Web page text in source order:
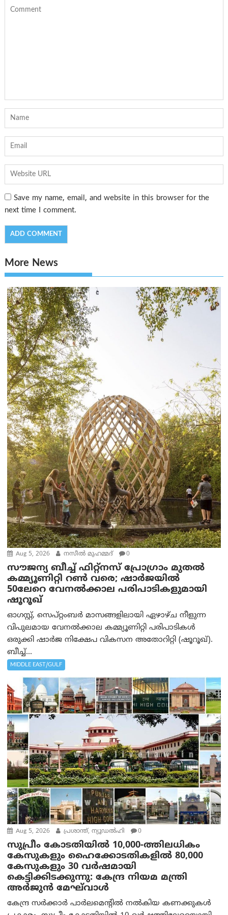
Save my name, email, and website in this browser for the
next time I comment.
More News
Aug 5, 2026 നസീല്‍ മുഹമ്മദ് 0
സൗജന്യ ബീച്ച് ഫിറ്റ്നസ് പ്രോ​ഗ്രാം മുതൽ
കമ്മ്യൂണിറ്റി റൺ വരെ; ഷാർജയിൽ
50ലേറെ വേനൽക്കാല പരിപാടികളുമായി
ഷൂറൂഖ്
ഓഗസ്റ്റ്, സെപ്റ്റംബർ മാസങ്ങളിലായി ഏഴാഴ്ച നീളുന്ന
വിപുലമായ വേനൽക്കാല കമ്മ്യൂണിറ്റി പരിപാടികൾ
ഒരുക്കി ഷാർജ നിക്ഷേപ വികസന അതോറിറ്റി (ഷൂറൂഖ്).
ബീച്ച്...
MIDDLE EAST/GULF
Aug 5, 2026 പ്രശാന്ത്, ന്യൂഡല്‍ഹി 0
സുപ്രീം കോടതിയിൽ 10,000-ത്തിലധികം
കേസുകളും ഹൈക്കോടതികളിൽ 80,000
കേസുകളും 30 വർഷമായി
കെട്ടിക്കിടക്കുന്നു: കേന്ദ്ര നിയമ മന്ത്രി
അര്‍ജുന്‍ മേഘ്‌വാള്‍
കേന്ദ്ര സർക്കാർ പാർലമെന്റിൽ നൽകിയ കണക്കുകൾ